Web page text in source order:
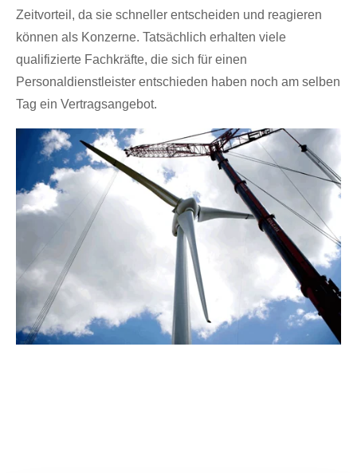
Zeitvorteil, da sie schneller entscheiden und reagieren
können als Konzerne. Tatsächlich erhalten viele
qualifizierte Fachkräfte, die sich für einen
Personaldienstleister entschieden haben noch am selben
Tag ein Vertragsangebot.